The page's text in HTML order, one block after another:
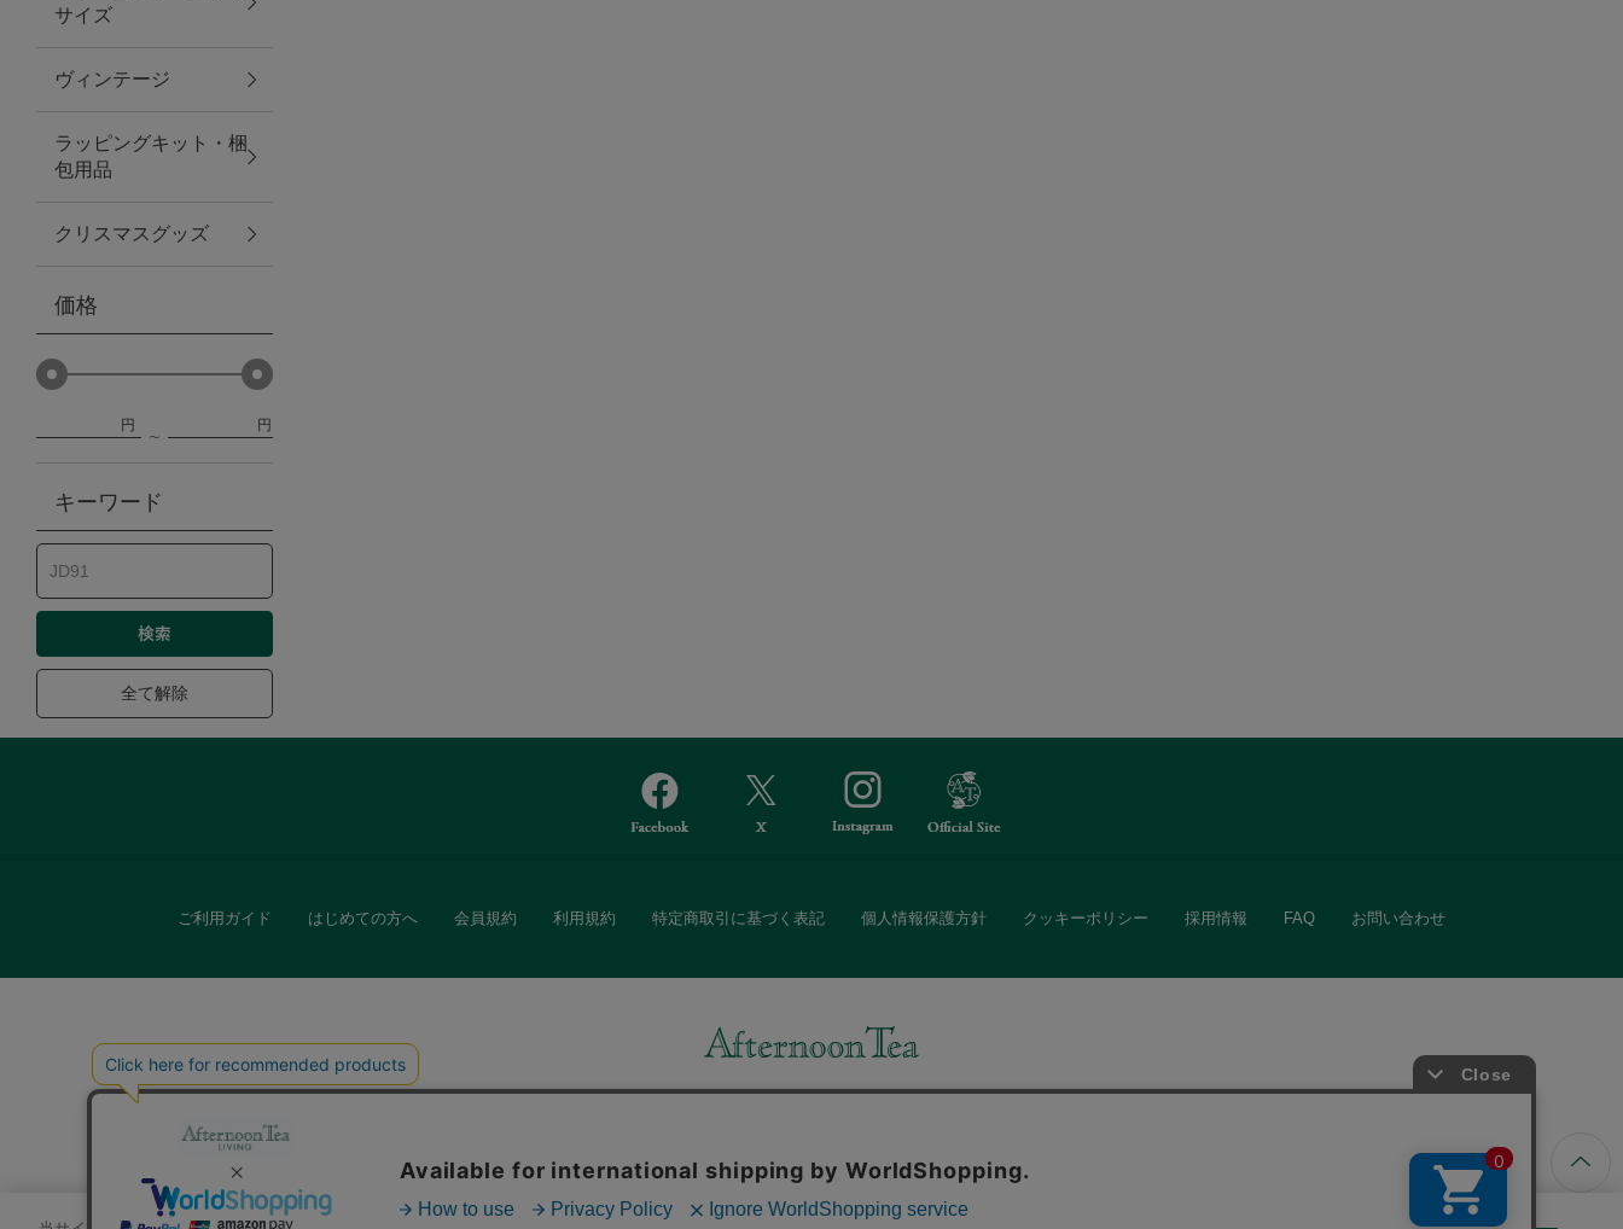
ステーショナリー
その他
紅茶・フード
防災グッズ・非常食
トレーニング
ヴィンテージ
サイズ
ヴィンテージ
ラッピングキット・梱
包用品
クリスマスグッズ
価格
円 円
キーワード
全て解除
ご利用ガイド はじめての方へ 会員規約 利用規約 特定商取引に基づく表記 個人情報保護方針 クッキーポリシー 採用情報 FAQ お問い合わせ
また、ギフトセットなどギフトにぴったりの豊富な商品がラインナップ。
「ソーシャルギフト」サービスもご提供しています。